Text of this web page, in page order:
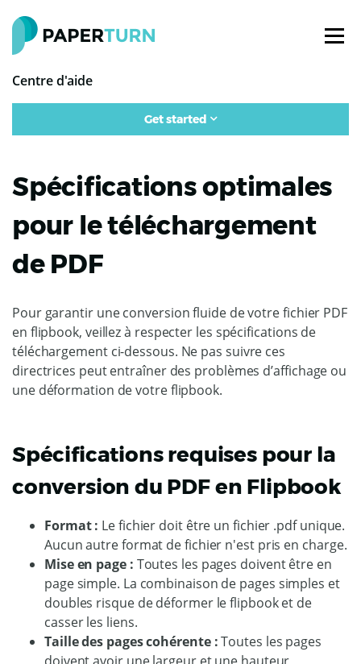
Centre d'aide
Get started
Spécifications optimales
pour le téléchargement
de PDF
Pour garantir une conversion fluide de votre fichier PDF
en flipbook, veillez à respecter les spécifications de
téléchargement ci-dessous. Ne pas suivre ces
directrices peut entraîner des problèmes d’affichage ou
une déformation de votre flipbook.
Spécifications requises pour la
conversion du PDF en Flipbook
Format : Le fichier doit être un fichier .pdf unique.
Aucun autre format de fichier n'est pris en charge.
Mise en page : Toutes les pages doivent être en
page simple. La combinaison de pages simples et
doubles risque de déformer le flipbook et de
casser les liens.
Taille des pages cohérente :Toutes les pages